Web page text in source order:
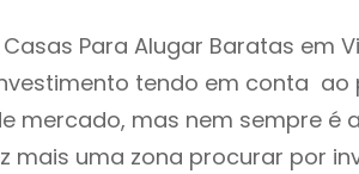
Para Alugar Baratas em
tendo em conta
mercado, mas nem sempre é
mais uma zona procurar por